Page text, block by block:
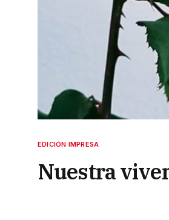
EDICIÓN IMPRESA
Nuestra